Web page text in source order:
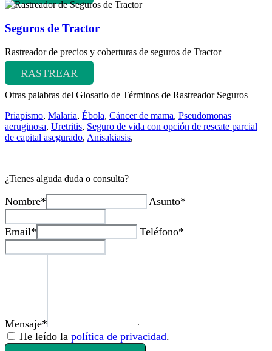
Seguros de Tractor
Rastreador de precios y coberturas de seguros de Tractor
RASTREAR
Otras palabras del Glosario de Términos de Rastreador Seguros
Priapismo, Malaria, Ébola, Cáncer de mama, Pseudomonas
aeruginosa, Uretritis, Seguro de vida con opción de rescate parcial
de capital asegurado, Anisakiasis,
¿Tienes alguda duda o consulta?
Nombre* Asunto*
Email* Teléfono*
Mensaje*
He leído la política de privacidad.